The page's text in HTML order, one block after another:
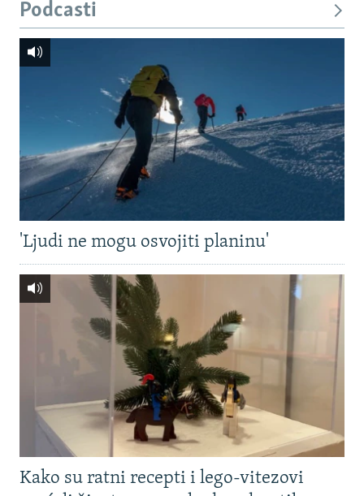
Podcasti
'Ljudi ne mogu osvojiti planinu'
Kako su ratni recepti i lego-vitezovi